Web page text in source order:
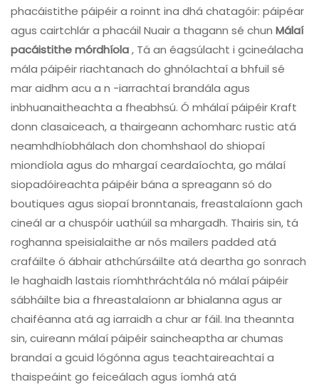
phacáistithe páipéir a roinnt ina dhá chatagóir: páipéar
agus cairtchlár a phacáil Nuair a thagann sé chun Málaí
pacáistithe mórdhíola, Tá an éagsúlacht i gcineálacha
mála páipéir riachtanach do ghnólachtaí a bhfuil sé
mar aidhm acu a n -iarrachtaí brandála agus
inbhuanaitheachta a fheabhsú. Ó mhálaí páipéir Kraft
donn clasaiceach, a thairgeann achomharc rustic atá
neamhdhíobhálach don chomhshaol do shiopaí
miondíola agus do mhargaí ceardaíochta, go málaí
siopadóireachta páipéir bána a spreagann só do
boutiques agus siopaí bronntanais, freastalaíonn gach
cineál ar a chuspóir uathúil sa mhargadh. Thairis sin, tá
roghanna speisialaithe ar nós mailers padded atá
crafáilte ó ábhair athchúrsáilte atá deartha go sonrach
le haghaidh lastais ríomhthráchtála nó málaí páipéir
sábháilte bia a fhreastalaíonn ar bhialanna agus ar
chaiféanna atá ag iarraidh a chur ar fáil. Ina theannta
sin, cuireann málaí páipéir saincheaptha ar chumas
brandaí a gcuid lógónna agus teachtaireachtaí a
thaispeáint go feiceálach agus íomhá atá